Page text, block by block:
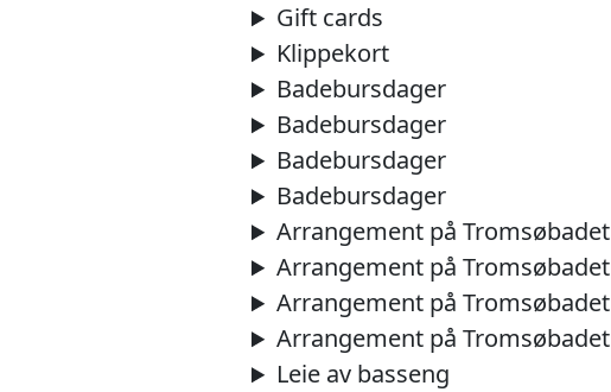
Gift cards
Klippekort
Badebursdager
Badebursdager
Badebursdager
Badebursdager
Arrangement på Tromsøbadet
Arrangement på Tromsøbadet
Arrangement på Tromsøbadet
Arrangement på Tromsøbadet
Leie av basseng